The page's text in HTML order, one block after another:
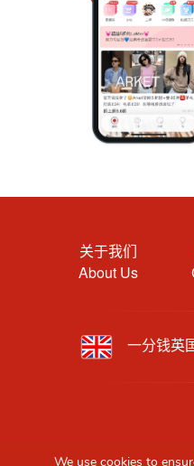
关于我们
About Us
一分钱英
We use cookies to